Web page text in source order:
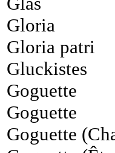
Gloria
Gloria patri
Gluckistes
Goguette
Goguette
Goguette